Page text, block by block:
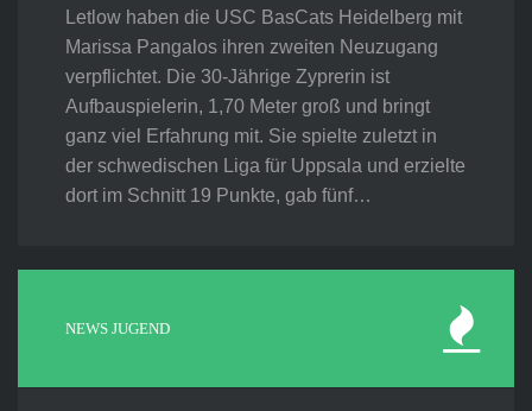
Letlow haben die USC BasCats Heidelberg mit
Marissa Pangalos ihren zweiten Neuzugang
verpflichtet. Die 30-Jährige Zyprerin ist
Aufbauspielerin, 1,70 Meter groß und bringt
ganz viel Erfahrung mit. Sie spielte zuletzt in
der schwedischen Liga für Uppsala und erzielte
dort im Schnitt 19 Punkte, gab fünf…
NEWS JUGEND